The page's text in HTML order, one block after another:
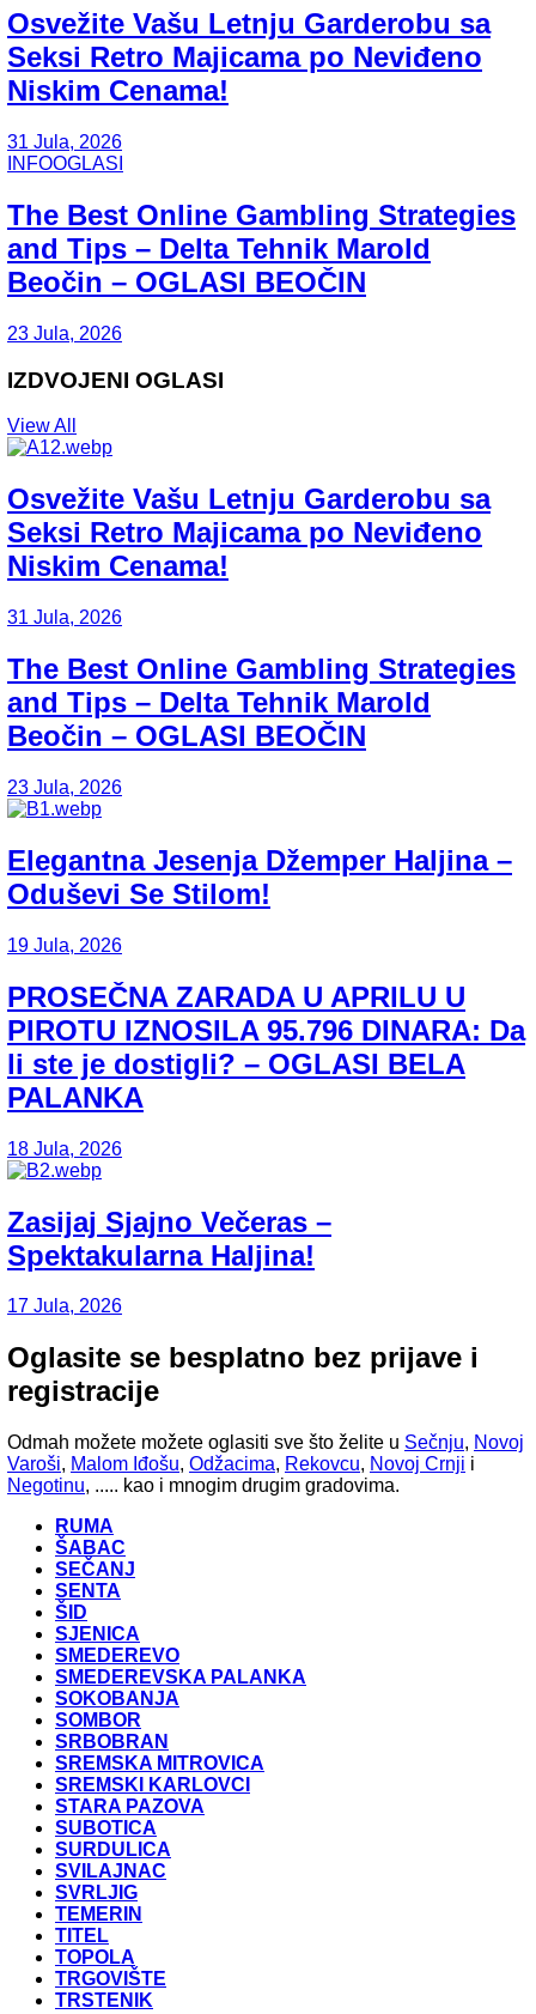
Osvežite Vašu Letnju Garderobu sa
Seksi Retro Majicama po Neviđeno
Niskim Cenama!
31 Jula, 2026
INFOOGLASI
The Best Online Gambling Strategies
and Tips – Delta Tehnik Marold
Beočin – OGLASI BEOČIN
23 Jula, 2026
IZDVOJENI OGLASI
View All
Osvežite Vašu Letnju Garderobu sa
Seksi Retro Majicama po Neviđeno
Niskim Cenama!
31 Jula, 2026
The Best Online Gambling Strategies
and Tips – Delta Tehnik Marold
Beočin – OGLASI BEOČIN
23 Jula, 2026
Elegantna Jesenja Džemper Haljina –
Oduševi Se Stilom!
19 Jula, 2026
PROSEČNA ZARADA U APRILU U
PIROTU IZNOSILA 95.796 DINARA: Da
li ste je dostigli? – OGLASI BELA
PALANKA
18 Jula, 2026
Zasijaj Sjajno Večeras –
Spektakularna Haljina!
17 Jula, 2026
Oglasite se besplatno bez prijave i
registracije
Odmah možete možete oglasiti sve što želite u Sečnju, Novoj
Varoši, Malom Iđošu, Odžacima, Rekovcu, Novoj Crnji i
Negotinu, ..... kao i mnogim drugim gradovima.
RUMA
ŠABAC
SEČANJ
SENTA
ŠID
SJENICA
SMEDEREVO
SMEDEREVSKA PALANKA
SOKOBANJA
SOMBOR
SRBOBRAN
SREMSKA MITROVICA
SREMSKI KARLOVCI
STARA PAZOVA
SUBOTICA
SURDULICA
SVILAJNAC
SVRLJIG
TEMERIN
TITEL
TOPOLA
TRGOVIŠTE
TRSTENIK